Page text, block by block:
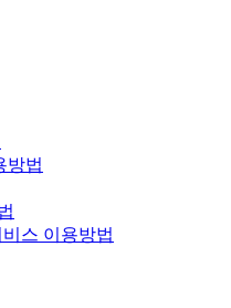
방법
스 이용방법